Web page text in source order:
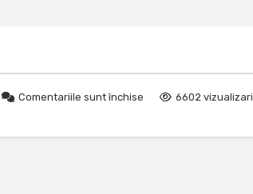
Comentariile sunt închise 6602 vizualizari